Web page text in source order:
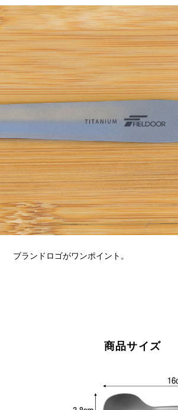
ブランドロゴがワンポイント。
商品サイズ